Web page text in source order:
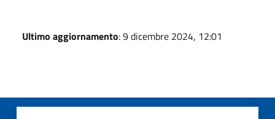
Ultimo aggiornamento: 9 dicembre 2024, 12:01